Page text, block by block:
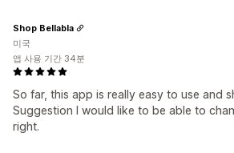
So far, this app is really easy to use and
Suggestion I would like to be able to
right.
Shop Bellabla
미국
앱 사용 기간 34분